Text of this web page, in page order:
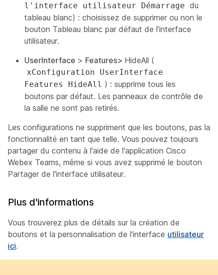
l'interface utilisateur Démarrage du
tableau blanc) : choisissez de supprimer ou non le
bouton Tableau blanc par défaut de l'interface
utilisateur.
UserInterface > Features> HideAll (
xConfiguration UserInterface
Features HideAll ) : supprime tous les
boutons par défaut. Les panneaux de contrôle de
la salle ne sont pas retirés.
Les configurations ne suppriment que les boutons, pas la
fonctionnalité en tant que telle. Vous pouvez toujours
partager du contenu à l'aide de l'application Cisco
Webex Teams, même si vous avez supprimé le bouton
Partager de l'interface utilisateur.
Plus d'informations
Vous trouverez plus de détails sur la création de
boutons et la personnalisation de l'interface utilisateur
ici.